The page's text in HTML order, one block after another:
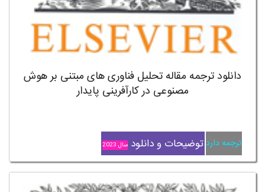
دانلود ترجمه مقاله تحلیل فناوری های مبتنی بر هوش
مصنوعی در کارآفرینی پایدار
ترجمه دارد توضیحات و دانلود سال 2023